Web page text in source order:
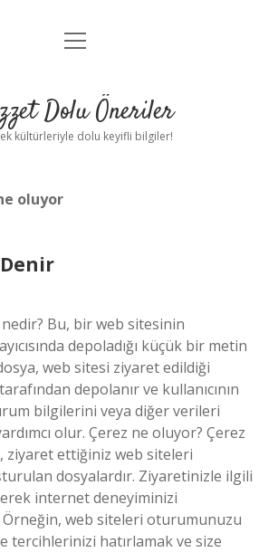
Anasayfa
Yasal Uyarı
menüyü
Dolu Öneriler
kültürleriyle dolu keyifli bilgiler!
oluyor
nedir? Bu, bir web sitesinin
depoladığı küçük bir metin
web sitesi ziyaret edildiği
depolanır ve kullanıcının
bilgilerini veya diğer verileri
olur. Çerez ne oluyor? Çerez
ziyaret ettiğiniz web siteleri
dosyalardır. Ziyaretinizle ilgili
internet deneyiminizi
Örneğin, web siteleri oturumunuzu
tercihlerinizi hatırlamak ve size